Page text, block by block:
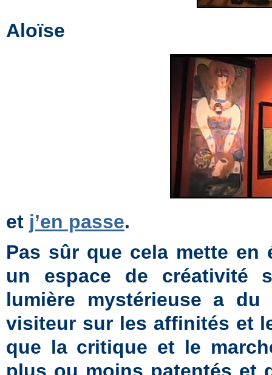
Aloïse
et j’en passe.
Pas sûr que cela mette en
un espace de créativité
lumière mystérieuse a du
visiteur sur les affinités et
que la critique et le
plus ou moins patentés et